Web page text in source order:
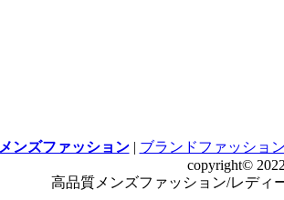
メンズファッション| ブランドファッショ
copyright©
高品質メンズファッション/レディ